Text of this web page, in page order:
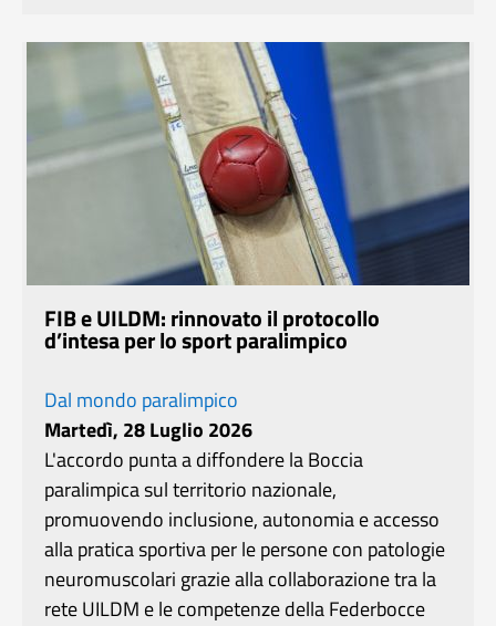
FIB e UILDM: rinnovato il protocollo
d’intesa per lo sport paralimpico
Dal mondo paralimpico
Martedì, 28 Luglio 2026
L'accordo punta a diffondere la Boccia
paralimpica sul territorio nazionale,
promuovendo inclusione, autonomia e accesso
alla pratica sportiva per le persone con patologie
neuromuscolari grazie alla collaborazione tra la
rete UILDM e le competenze della Federbocce